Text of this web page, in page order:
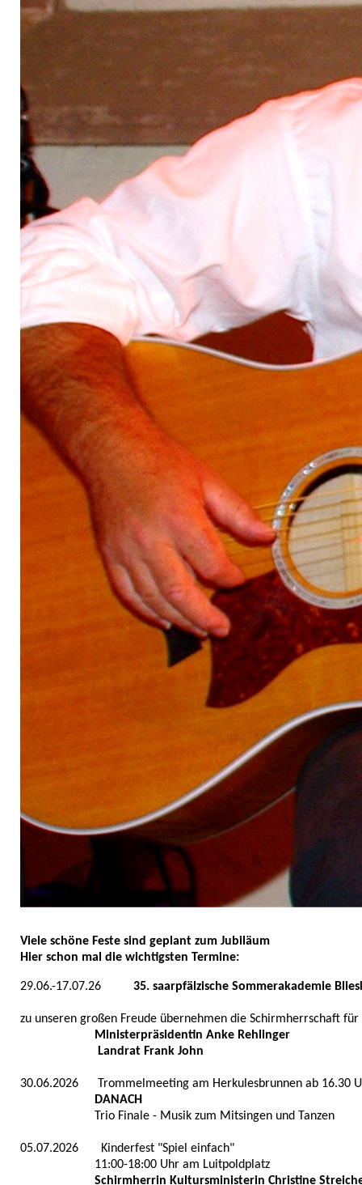
Viele schöne Feste sind geplant zum Jubiläum
Hier schon mal die wichtigsten Termine:
29.06.-17.07.26 35. saarpfälzische Sommerakademie
zu unseren großen Freude übernehmen die Schirmherrschaft
Ministerpräsidentin Anke Rehlinger
Landrat Frank John
30.06.2026 Trommelmeeting am Herkulesbrunnen ab 16.30
DANACH
Trio Finale - Musik zum Mitsingen und Tanzen
05.07.2026 Kinderfest "Spiel einfach"
11:00-18:00 Uhr am Luitpoldplatz
Schirmherrin Kultursministerin Christine